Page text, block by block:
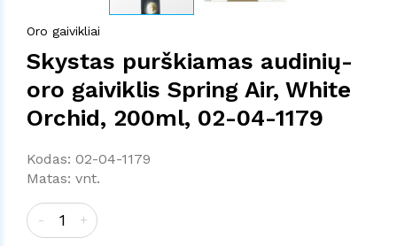
Oro gaivikliai
Skystas purškiamas audinių-
oro gaiviklis Spring Air, White
Orchid, 200ml, 02-04-1179
Kodas: 02-04-1179
Matas: vnt.
- +